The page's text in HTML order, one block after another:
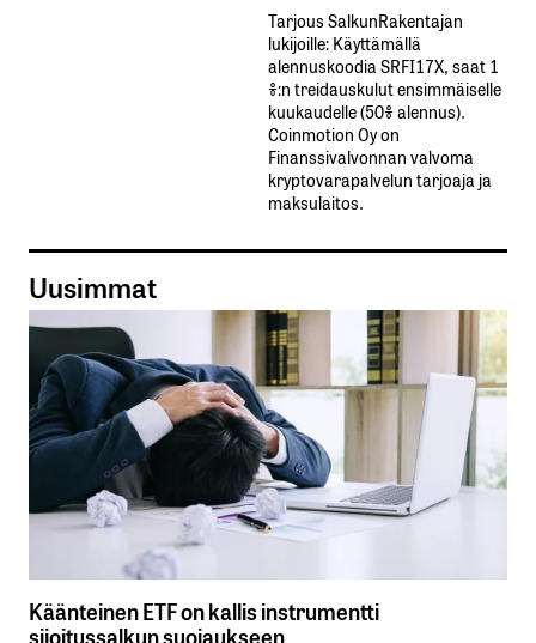
Tarjous SalkunRakentajan
lukijoille: Käyttämällä​ ​
alennuskoodia​ ​SRFI17X,​ ​saat​ ​1
%:n treidauskulut​ ​ensimmäiselle​ ​
kuukaudelle​ ​(50%​ ​alennus).
Coinmotion Oy on
Finanssivalvonnan valvoma
kryptovarapalvelun tarjoaja ja
maksulaitos.
Uusimmat
Käänteinen ETF on kallis instrumentti
sijoitussalkun suojaukseen